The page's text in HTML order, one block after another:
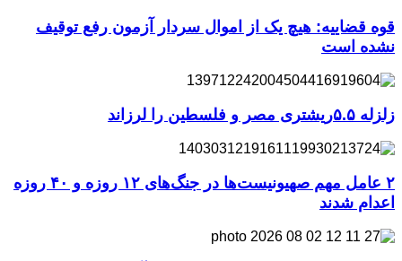
قوه قضاییه: هیچ یک از اموال سردار آزمون رفع توقیف
نشده است
زلزله ۵.۵ریشتری مصر و فلسطین را لرزاند
۲ عامل مهم صهیونیست‌ها در جنگ‌های ۱۲ روزه و ۴۰ روزه
اعدام شدند